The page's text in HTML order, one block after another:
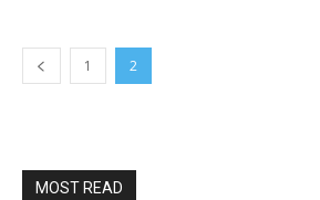
1 2
MOST READ